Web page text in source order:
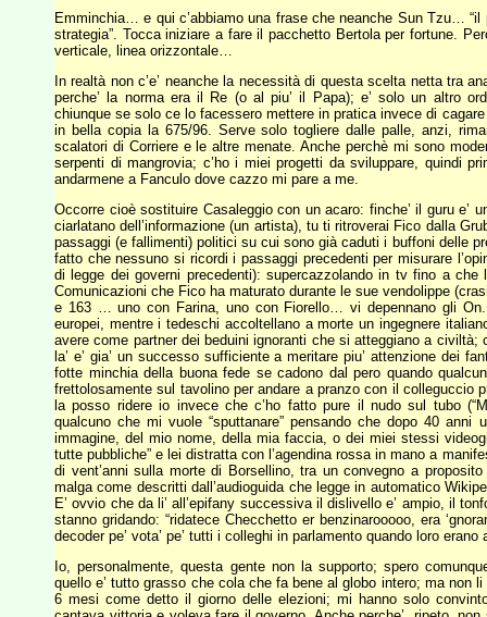
Emminchia… e qui c’abbiamo una frase che neanche Sun Tzu…
strategia”. Tocca iniziare a fare il pacchetto Bertola per fortune.
verticale, linea orizzontale…
In realtà non c’e’ neanche la necessità di questa scelta netta tra
perche’ la norma era il Re (o al piu’ il Papa); e’ solo un altro
chiunque se solo ce lo facessero mettere in pratica invece di
in bella copia la 675/96. Serve solo togliere dalle palle, anzi,
scalatori di Corriere e le altre menate. Anche perchè mi sono
serpenti di mangrovia; c’ho i miei progetti da sviluppare, quindi
andarmene a Fanculo dove cazzo mi pare a me.
Occorre cioè sostituire Casaleggio con un acaro: finche’ il guru e’
ciarlatano dell’informazione (un artista), tu ti ritroverai Fico dalla
passaggi (e fallimenti) politici su cui sono già caduti i buffoni delle
fatto che nessuno si ricordi i passaggi precedenti per misurare
di legge dei governi precedenti): supercazzolando in tv fino a
Comunicazioni che Fico ha maturato durante le sue vendolippe
e 163 … uno con Farina, uno con Fiorello… vi depennano gli On.
europei, mentre i tedeschi accoltellano a morte un ingegnere
avere come partner dei beduini ignoranti che si atteggiano a
la’ e’ gia’ un successo sufficiente a meritare piu’ attenzione dei
fotte minchia della buona fede se cadono dal pero quando
frettolosamente sul tavolino per andare a pranzo con il
la posso ridere io invece che c’ho fatto pure il nudo sul tubo
qualcuno che mi vuole “sputtanare” pensando che dopo 40
immagine, del mio nome, della mia faccia, o dei miei stessi
tutte pubbliche” e lei distratta con l’agendina rossa in mano a
di vent’anni sulla morte di Borsellino, tra un convegno a
malga come descritti dall’audioguida che legge in automatico
E’ ovvio che da li’ all’epifany successiva il dislivello e’ ampio, il
stanno gridando: “ridatece Checchetto er benzinarooooo, era
decoder pe’ vota’ pe’ tutti i colleghi in parlamento quando loro erano
Io, personalmente, questa gente non la supporto; spero
quello e’ tutto grasso che cola che fa bene al globo intero; ma non
6 mesi come detto il giorno delle elezioni; mi hanno solo